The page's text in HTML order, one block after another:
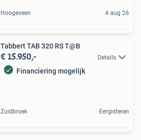
Hoogeveen 4 aug 26
Tabbert TAB 320 RS T@B
€ 15.950,- Details
Financiering mogelijk
Zuidbroek Eergisteren